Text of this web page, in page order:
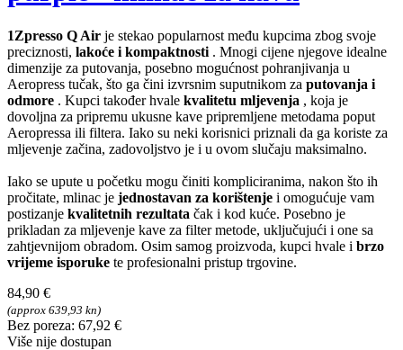
1Zpresso Q Air je stekao popularnost među kupcima zbog svoje
preciznosti, lakoće i kompaktnosti . Mnogi cijene njegove idealne
dimenzije za putovanja, posebno mogućnost pohranjivanja u
Aeropress tučak, što ga čini izvrsnim suputnikom za putovanja i
odmore . Kupci također hvale kvalitetu mljevenja , koja je
dovoljna za pripremu ukusne kave pripremljene metodama poput
Aeropressa ili filtera. Iako su neki korisnici priznali da ga koriste za
mljevenje začina, zadovoljstvo je i u ovom slučaju maksimalno.
Iako se upute u početku mogu činiti kompliciranima, nakon što ih
pročitate, mlinac je jednostavan za korištenje i omogućuje vam
postizanje kvalitetnih rezultata čak i kod kuće. Posebno je
prikladan za mljevenje kave za filter metode, uključujući i one sa
zahtjevnijom obradom. Osim samog proizvoda, kupci hvale i brzo
vrijeme isporuke te profesionalni pristup trgovine.
84,90 €
(approx 639,93 kn)
Bez poreza: 67,92 €
Više nije dostupan